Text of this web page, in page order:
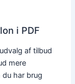
i PDF
af tilbud
mere
har brug